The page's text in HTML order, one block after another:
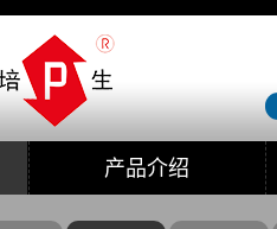
产品介绍